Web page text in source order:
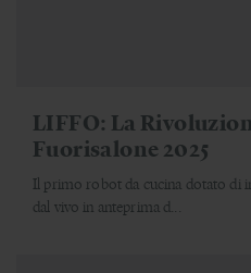
LIFFO: La
Fuorisalone 2025
Il primo robot da cucina dotato di
dal vivo in anteprima d...